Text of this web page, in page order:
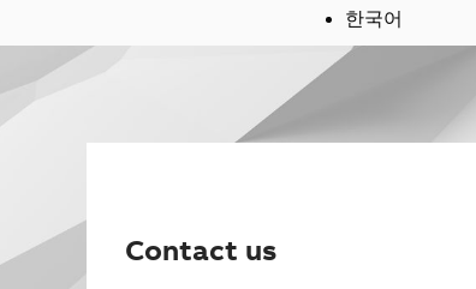
한국어
Contact us